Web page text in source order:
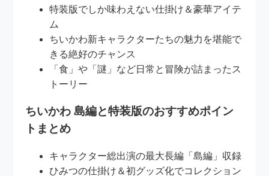
特装版でしか味わえない仕掛け＆豪華アイテ
ム
ちいかわ新キャラクターたちの魅力を堪能で
きる絶好のチャンス
「食」や「謎」など日常と冒険が詰まったス
トーリー
ちいかわ 島編と特装版のおすすめポイン
トまとめ
キャラクター総出演の最大長編「島編」収録
ひみつの仕掛け＆初グッズ化でコレクション